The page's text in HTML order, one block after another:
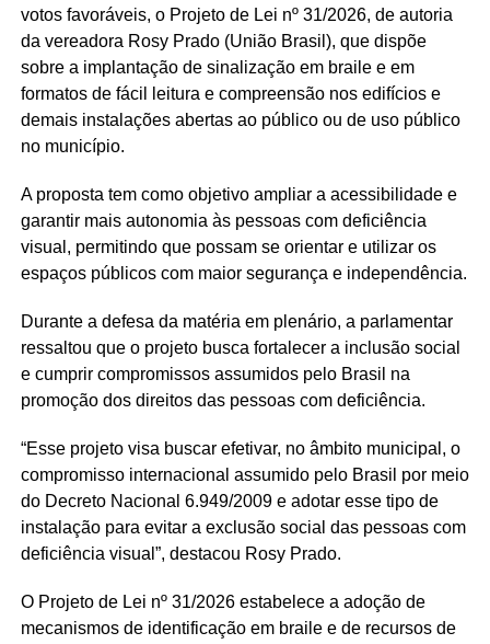
votos favoráveis, o Projeto de Lei nº 31/2026, de autoria
da vereadora Rosy Prado (União Brasil), que dispõe
sobre a implantação de sinalização em braile e em
formatos de fácil leitura e compreensão nos edifícios e
demais instalações abertas ao público ou de uso público
no município.
A proposta tem como objetivo ampliar a acessibilidade e
garantir mais autonomia às pessoas com deficiência
visual, permitindo que possam se orientar e utilizar os
espaços públicos com maior segurança e independência.
Durante a defesa da matéria em plenário, a parlamentar
ressaltou que o projeto busca fortalecer a inclusão social
e cumprir compromissos assumidos pelo Brasil na
promoção dos direitos das pessoas com deficiência.
“Esse projeto visa buscar efetivar, no âmbito municipal, o
compromisso internacional assumido pelo Brasil por meio
do Decreto Nacional 6.949/2009 e adotar esse tipo de
instalação para evitar a exclusão social das pessoas com
deficiência visual”, destacou Rosy Prado.
O Projeto de Lei nº 31/2026 estabelece a adoção de
mecanismos de identificação em braile e de recursos de